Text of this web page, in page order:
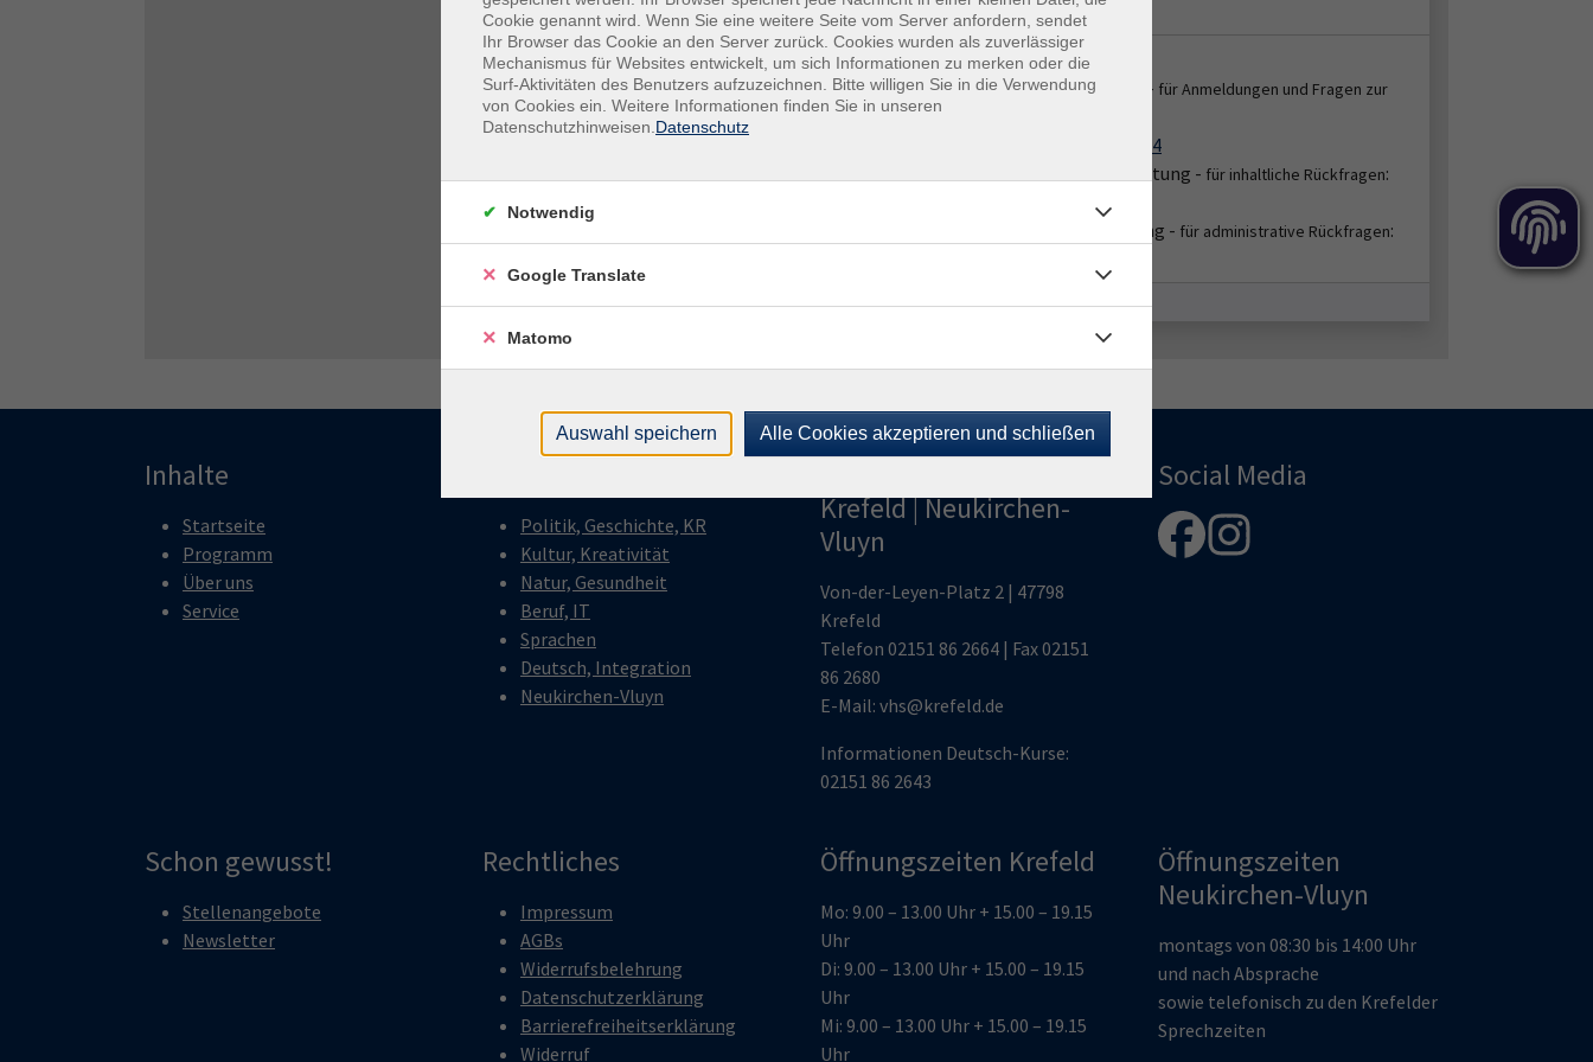
online - Zoom
Kontakt:
Kundenservice - für Anmeldungen und Fragen zur
+492151 86-2664
Fachbereichsleitung - für inhaltliche Rückfragen:
Sachbearbeitung - für administrative Rückfragen:
Inhalte
Startseite
Programm
Über uns
Service
Politik, Geschichte, KR
Kultur, Kreativität
Natur, Gesundheit
Beruf, IT
Sprachen
Deutsch, Integration
Neukirchen-Vluyn
Krefeld | Neukirchen-
Vluyn
Von-der-Leyen-Platz 2 | 47798
Krefeld
Telefon 02151 86 2664 | Fax 02151
86 2680
E-Mail: vhs@krefeld.de
Informationen Deutsch-Kurse:
02151 86 2643
Social Media
Schon gewusst!
Stellenangebote
Newsletter
Rechtliches
Impressum
AGBs
Widerrufsbelehrung
Datenschutzerklärung
Barrierefreiheitserklärung
Widerruf
Öffnungszeiten Krefeld
Mo: 9.00 – 13.00 Uhr + 15.00 – 19.15
Uhr
Di: 9.00 – 13.00 Uhr + 15.00 – 19.15
Uhr
Mi: 9.00 – 13.00 Uhr + 15.00 – 19.15
Uhr
Öffnungszeiten
Neukirchen-Vluyn
montags von 08:30 bis 14:00 Uhr
und nach Absprache
sowie telefonisch zu den Krefelder
Sprechzeiten
Cookie genannt wird. Wenn Sie eine weitere Seite vom Server anfordern, sendet
Ihr Browser das Cookie an den Server zurück. Cookies wurden als zuverlässiger
Mechanismus für Websites entwickelt, um sich Informationen zu merken oder die
Surf-Aktivitäten des Benutzers aufzuzeichnen. Bitte willigen Sie in die Verwendung
von Cookies ein. Weitere Informationen finden Sie in unseren
Datenschutzhinweisen. Datenschutz
Notwendig
Google Translate
Matomo
Auswahl speichern Alle Cookies akzeptieren und schließen